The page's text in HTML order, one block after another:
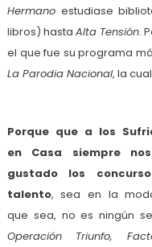
Hermanoestudiase
libros) hasta Alta Tensión.
el que fue su programa
La Parodia Nacional, la
Porque que a los
en Casa siempre
gustado los
talento, sea en la
que sea, no es ningún
Operación Triunfo,